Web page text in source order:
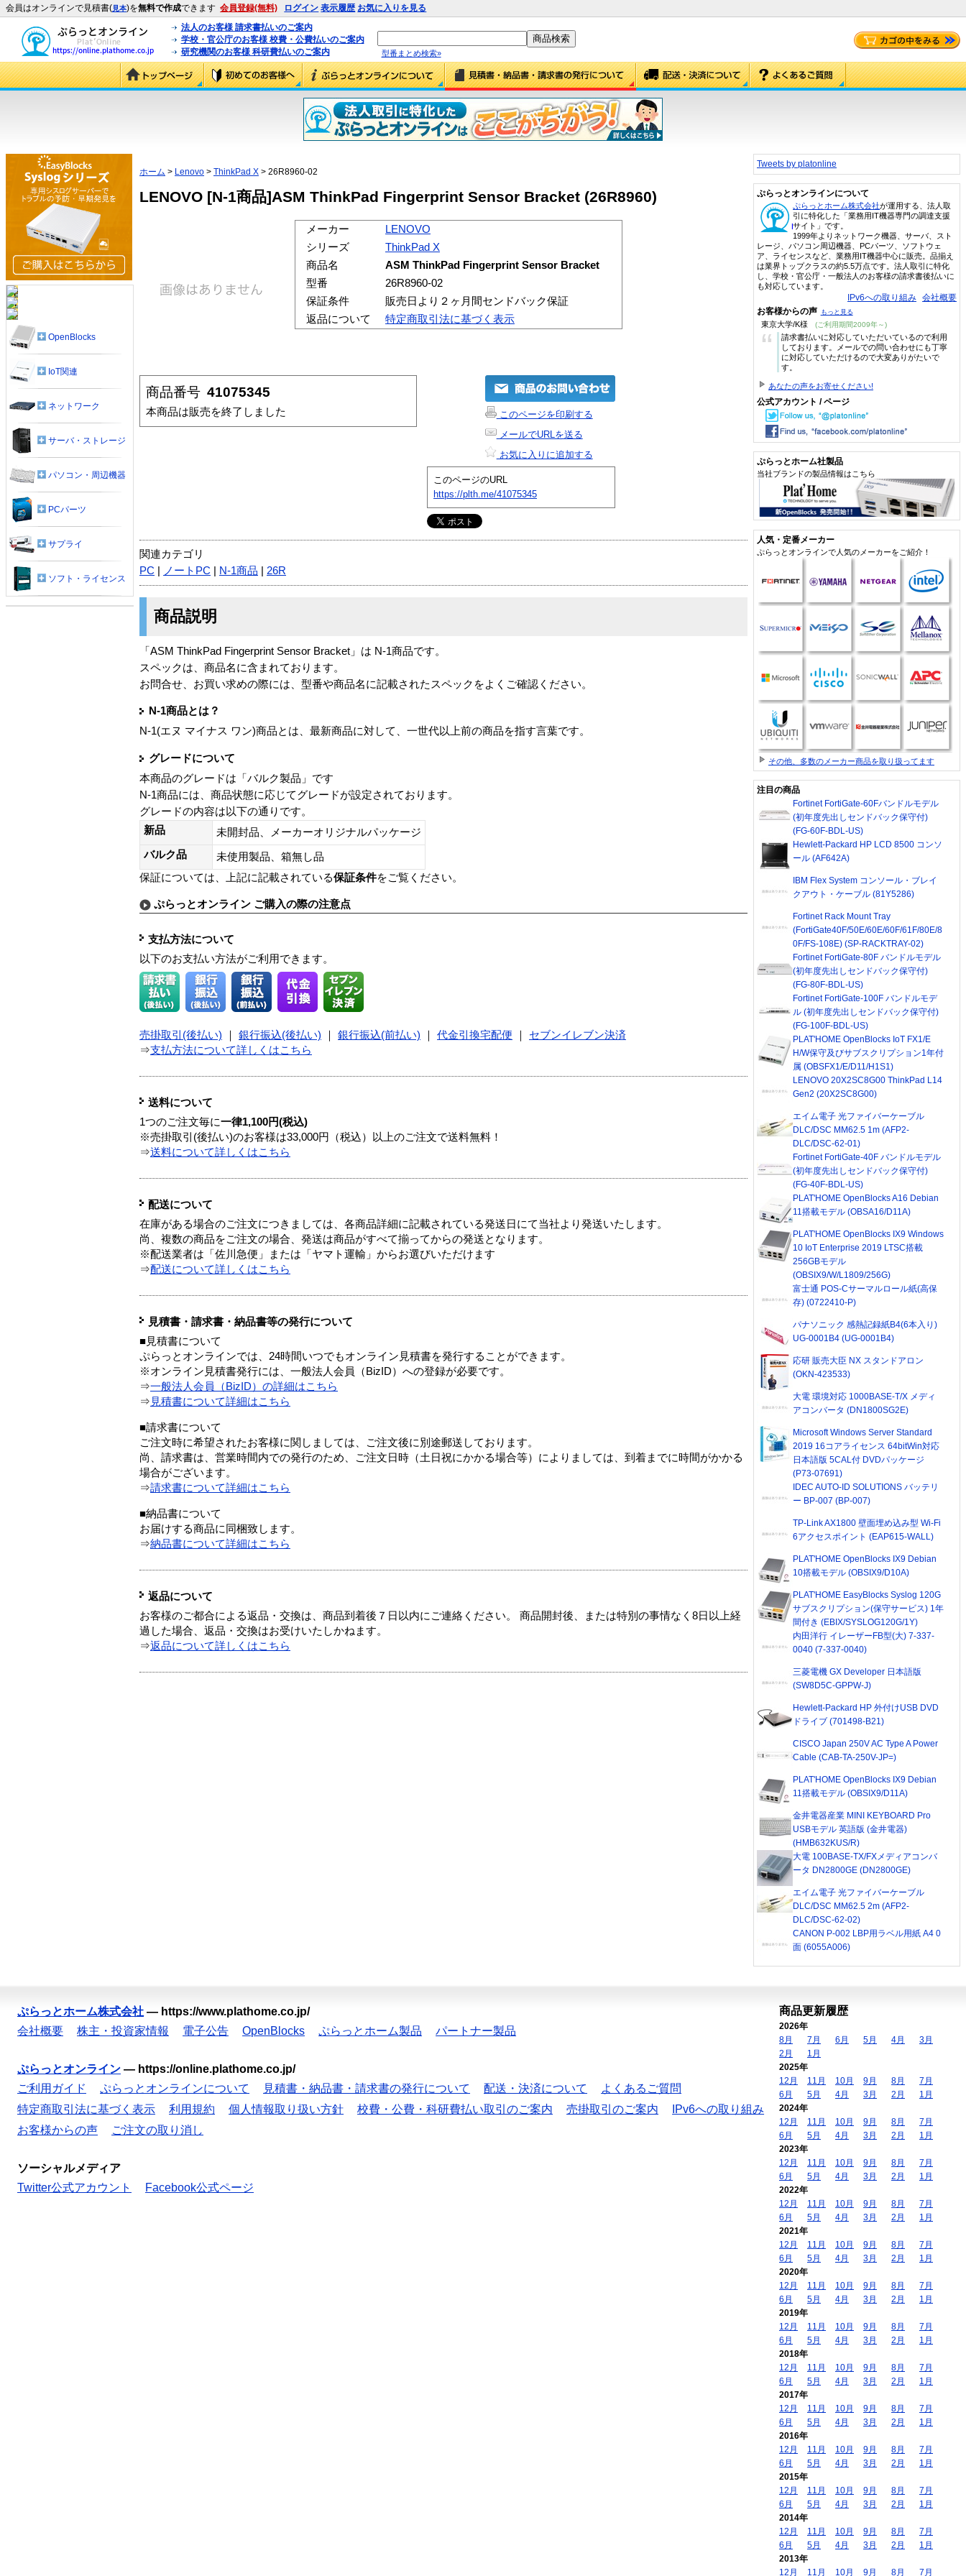
会員はオンラインで見積書(見本)を無料で作成できます 会員登録(無料) ログイン 表示履歴 お気に入りを見る
法人のお客様 請求書払いのご案内
学校・官公庁のお客様 校費・公費払いのご案内
研究機関のお客様 科研費払いのご案内
型番まとめ検索»
ホーム > Lenovo > ThinkPad X > 26R8960-02
LENOVO [N-1商品]ASM ThinkPad Fingerprint Sensor Bracket (26R8960)
メーカー
LENOVO
シリーズ
ThinkPad X
商品名
ASM ThinkPad Fingerprint Sensor Bracket
型番
26R8960-02
保証条件
販売日より２ヶ月間センドバック保証
返品について
特定商取引法に基づく表示
商品番号 41075345
本商品は販売を終了しました
このページを印刷する
メールでURLを送る
お気に入りに追加する
このページのURL
https://plth.me/41075345
関連カテゴリ
PC
ノートPC N-1商品 26R
商品説明
「ASM ThinkPad Fingerprint Sensor Bracket」は N-1商品です。
スペックは、商品名に含まれております。
お問合せ、お買い求めの際には、型番や商品名に記載されたスペックをよくご確認ください。
N-1商品とは？
N-1(エヌ マイナス ワン)商品とは、最新商品に対して、一世代以上前の商品を指す言葉です。
グレードについて
本商品のグレードは「バルク製品」です
N-1商品には、商品状態に応じてグレードが設定されております。
グレードの内容は以下の通りです。
新品
未開封品、メーカーオリジナルパッケージ
バルク品
未使用製品、箱無し品
保証については、上記に記載されている保証条件をご覧ください。
ぷらっとオンライン ご購入の際の注意点
支払方法について
以下のお支払い方法がご利用できます。
売掛取引(後払い) 銀行振込(後払い) 銀行振込(前払い) 代金引換宅配便
セブンイレブン決済
⇒支払方法について詳しくはこちら
送料について
1つのご注文毎に一律1,100円(税込)
※売掛取引(後払い)のお客様は33,000円（税込）以上のご注文で送料無料！
⇒送料について詳しくはこちら
配送について
在庫がある場合のご注文につきましては、各商品詳細に記載されている発送日にて当社より発送いたします。
尚、複数の商品をご注文の場合、発送は商品がすべて揃ってからの発送となります。
※配送業者は「佐川急便」または「ヤマト運輸」からお選びいただけます
⇒配送について詳しくはこちら
見積書・請求書・納品書等の発行について
■見積書について
ぷらっとオンラインでは、24時間いつでもオンライン見積書を発行することができます。
※オンライン見積書発行には、一般法人会員（BizID）への登録が必要です。
⇒一般法人会員（BizID）の詳細はこちら
⇒ 見積書について詳細はこちら
■請求書について
ご注文時に希望されたお客様に関しましては、ご注文後に別途郵送しております。
尚、請求書は、営業時間内での発行のため、ご注文日時（土日祝にかかる場合等）によりましては、到着までに時間がかかる
場合がございます。
⇒請求書について詳細はこちら
■納品書について
お届けする商品に同梱致します。
⇒納品書について詳細はこちら
返品について
お客様のご都合による返品・交換は、商品到着後７日以内にご連絡ください。 商品開封後、または特別の事情なく8日以上経
過した場合、返品・交換はお受けいたしかねます。
⇒返品について詳しくはこちら
OpenBlocks
IoT関連
ネットワーク
サーバ・ストレージ
パソコン・周辺機器
PCパーツ
サプライ
ソフト・ライセンス
Tweets by platonline
ぷらっとオンラインについて
ぷらっとホーム株式会社が運用する、法人取
引に特化した「業務用IT機器専門の調達支援
サイト」です。
1999年よりネットワーク機器、サーバ、スト
レージ、パソコン周辺機器、PCパーツ、ソフトウェ
ア、ライセンスなど、業務用IT機器中心に販売。品揃え
は業界トップクラスの約5.5万点です。法人取引に特化
し、学校・官公庁・一般法人のお客様の請求書後払いに
も対応しています。
IPv6への取り組み 会社概要
お客様からの声 もっと見る
東京大学/K様 (ご利用期間2009年～)
“
請求書払いに対応していただいているので利用
しております。メールでの問い合わせにも丁寧
に対応していただけるので大変ありがたいで
す。
あなたの声をお寄せください!
公式アカウント / ページ
ぷらっとホーム社製品
当社ブランドの製品情報はこちら
人気・定番メーカー
ぷらっとオンラインで人気のメーカーをご紹介！
その他、多数のメーカー商品を取り扱ってます
注目の商品
Fortinet FortiGate-60Fバンドルモデル
(初年度先出しセンドバック保守付)
(FG-60F-BDL-US)
Hewlett-Packard HP LCD 8500 コンソ
ール (AF642A)
IBM Flex System コンソール・ブレイ
クアウト・ケーブル (81Y5286)
Fortinet Rack Mount Tray
(FortiGate40F/50E/60E/60F/61F/80E/8
0F/FS-108E) (SP-RACKTRAY-02)
Fortinet FortiGate-80F バンドルモデル
(初年度先出しセンドバック保守付)
(FG-80F-BDL-US)
Fortinet FortiGate-100F バンドルモデ
ル (初年度先出しセンドバック保守付)
(FG-100F-BDL-US)
PLAT'HOME OpenBlocks IoT FX1/E
H/W保守及びサブスクリプション1年付
属 (OBSFX1/E/D11/H1S1)
LENOVO 20X2SC8G00 ThinkPad L14
Gen2 (20X2SC8G00)
エイム電子 光ファイバーケーブル
DLC/DSC MM62.5 1m (AFP2-
DLC/DSC-62-01)
Fortinet FortiGate-40F バンドルモデル
(初年度先出しセンドバック保守付)
(FG-40F-BDL-US)
PLAT'HOME OpenBlocks A16 Debian
11搭載モデル (OBSA16/D11A)
PLAT'HOME OpenBlocks IX9 Windows
10 IoT Enterprise 2019 LTSC搭載
256GBモデル
(OBSIX9/W/L1809/256G)
富士通 POS-Cサーマルロール紙(高保
存) (0722410-P)
パナソニック 感熱記録紙B4(6本入り)
UG-0001B4 (UG-0001B4)
応研 販売大臣 NX スタンドアロン
(OKN-423533)
大電 環境対応 1000BASE-T/X メディ
アコンバータ (DN1800SG2E)
Microsoft Windows Server Standard
2019 16コアライセンス 64bitWin対応
日本語版 5CAL付 DVDパッケージ
(P73-07691)
IDEC AUTO-ID SOLUTIONS バッテリ
ー BP-007 (BP-007)
TP-Link AX1800 壁面埋め込み型 Wi-Fi
6アクセスポイント (EAP615-WALL)
PLAT'HOME OpenBlocks IX9 Debian
10搭載モデル (OBSIX9/D10A)
PLAT'HOME EasyBlocks Syslog 120G
サブスクリプション(保守サービス) 1年
間付き (EBIX/SYSLOG120G/1Y)
内田洋行 イレーザーFB型(大) 7-337-
0040 (7-337-0040)
三菱電機 GX Developer 日本語版
(SW8D5C-GPPW-J)
Hewlett-Packard HP 外付けUSB DVD
ドライブ (701498-B21)
CISCO Japan 250V AC Type A Power
Cable (CAB-TA-250V-JP=)
PLAT'HOME OpenBlocks IX9 Debian
11搭載モデル (OBSIX9/D11A)
金井電器産業 MINI KEYBOARD Pro
USBモデル 英語版 (金井電器)
(HMB632KUS/R)
大電 100BASE-TX/FXメディアコンバ
ータ DN2800GE (DN2800GE)
エイム電子 光ファイバーケーブル
DLC/DSC MM62.5 2m (AFP2-
DLC/DSC-62-02)
CANON P-002 LBP用ラベル用紙 A4 0
面 (6055A006)
ぷらっとホーム株式会社 — https://www.plathome.co.jp/
会社概要
株主・投資家情報 電子公告 OpenBlocks ぷらっとホーム製品 パートナー製品
ぷらっとオンライン — https://online.plathome.co.jp/
ご利用ガイド
ぷらっとオンラインについて 見積書・納品書・請求書の発行について 配送・決済について
よくあるご質問
特定商取引法に基づく表示
利用規約 個人情報取り扱い方針 校費・公費・科研費払い取引のご案内 売掛取引のご案内
IPv6への取り組み
お客様からの声
ご注文の取り消し
ソーシャルメディア
Twitter公式アカウント
Facebook公式ページ
商品更新履歴
2026年
8月
7月 6月 5月 4月
3月
2月
1月
2025年
12月
11月 10月 9月 8月
7月
6月
5月 4月 3月 2月
1月
2024年
12月
11月 10月 9月 8月
7月
6月
5月 4月 3月 2月
1月
2023年
12月
11月 10月 9月 8月
7月
6月
5月 4月 3月 2月
1月
2022年
12月
11月 10月 9月 8月
7月
6月
5月 4月 3月 2月
1月
2021年
12月
11月 10月 9月 8月
7月
6月
5月 4月 3月 2月
1月
2020年
12月
11月 10月 9月 8月
7月
6月
5月 4月 3月 2月
1月
2019年
12月
11月 10月 9月 8月
7月
6月
5月 4月 3月 2月
1月
2018年
12月
11月 10月 9月 8月
7月
6月
5月 4月 3月 2月
1月
2017年
12月
11月 10月 9月 8月
7月
6月
5月 4月 3月 2月
1月
2016年
12月
11月 10月 9月 8月
7月
6月
5月 4月 3月 2月
1月
2015年
12月
11月 10月 9月 8月
7月
6月
5月 4月 3月 2月
1月
2014年
12月
11月 10月 9月 8月
7月
6月
5月 4月 3月 2月
1月
2013年
12月
11月 10月 9月 8月 7月